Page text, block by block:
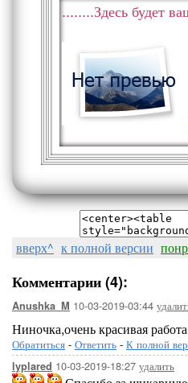
........Здесь будет
вверх^ к полной версии
Комментарии (4):
Anushka_M 10-03-2019-03:44
Ниночка,очень красивая
Обратиться - Ответить - К полной
lyplared 10-03-2019-18:27 удалить